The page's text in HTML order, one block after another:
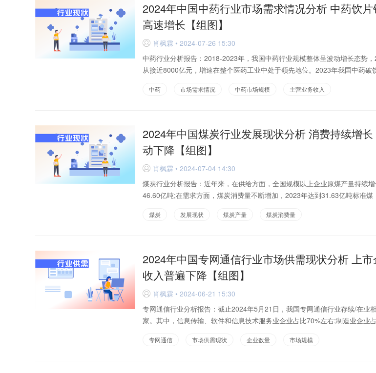
2024年中国中药行业市场需求情况分析 中药饮
高速增长【组图】
D 肖枫霖 • 2024-07-26 15:30
中药行业分析报告：2018-2023年，我国中药行业规模整体呈波动增长态势
从接近8000亿元，增速在整个医药工业中处于领先地位。2023年我国中药破
中药 市场需求情况 中药市场规模 主营业务收入
2024年中国煤炭行业发展现状分析 消费持续增
动下降【组图】
D 肖枫霖 • 2024-07-04 14:30
煤炭行业分析报告：近年来，在供给方面，全国规模以上企业原煤产量持续
46.60亿吨;在需求方面，煤炭消费量不断增加，2023年达到31.63亿吨标准煤
煤炭 发展现状 煤炭产量 煤炭消费量
2024年中国专网通信行业市场供需现状分析 上
收入普遍下降【组图】
D 肖枫霖 • 2024-06-21 15:30
专网通信行业分析报告：截止2024年5月21日，我国专网通信行业存续/在业
家。其中，信息传输、软件和信息技术服务业企业占比70%左右;制造业企业占
专网通信 市场供需现状 企业数量 市场规模